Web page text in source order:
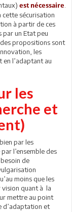
est nécessaire
cette sécurisation
à partir de ces
un Etat peu
propositions sont
les
l’adaptant au
les
et
par les
l’ensemble des
de
moins que les
vision quant à la
mettre au point
d’adaptation et